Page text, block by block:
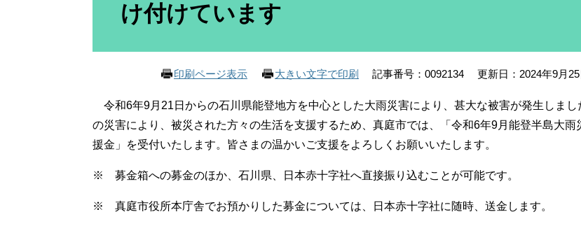
け付けています
印刷ページ表示 大きい文字で印刷 記事番号：0092134 更新日：2024年9月
令和6年9月21日からの石川県能登地方を中心とした大雨災害により、甚大な被害が発生しまし
の災害により、被災された方々の生活を支援するため、真庭市では、「令和6年9月能登半島大雨
援金」を受付いたします。皆さまの温かいご支援をよろしくお願いいたします。
※ 募金箱への募金のほか、石川県、日本赤十字社へ直接振り込むことが可能です。
※ 真庭市役所本庁舎でお預かりした募金については、日本赤十字社に随時、送金します。